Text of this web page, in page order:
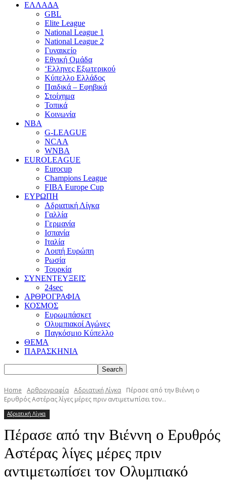
EΛΛΑΔΑ
GBL
Elite League
National League 1
National League 2
Γυναικείο
Εθνική Ομάδα
‘Ελληνες Εξωτερικού
Κύπελλο Ελλάδος
Παιδικά – Εφηβικά
Στοίχημα
Τοπικά
Κοινωνία
NBA
G-LEAGUE
NCAA
WNBA
ΕUROLEAGUE
Eurocup
Champions League
FIBA Europe Cup
ΕΥΡΩΠΗ
Αδριατική Λίγκα
Γαλλία
Γερμανία
Ισπανία
Ιταλία
Λοιπή Ευρώπη
Ρωσία
Τουρκία
ΣΥΝΕΝΤΕΥΞΕΙΣ
24sec
ΑΡΘΡΟΓΡΑΦΙΑ
ΚΟΣΜΟΣ
Ευρωμπάσκετ
Ολυμπιακοί Αγώνες
Παγκόσμιο Κύπελλο
ΘΕΜΑ
ΠΑΡΑΣΚΗΝΙΑ
Home Αρθρογραφία Αδριατική Λίγκα
Πέρασε από την Βιέννη ο
Ερυθρός Αστέρας λίγες μέρες πριν αντιμετωπίσει τον...
Αδριατική Λίγκα
Πέρασε από την Βιέννη ο Ερυθρός
Αστέρας λίγες μέρες πριν
αντιμετωπίσει τον Ολυμπιακό